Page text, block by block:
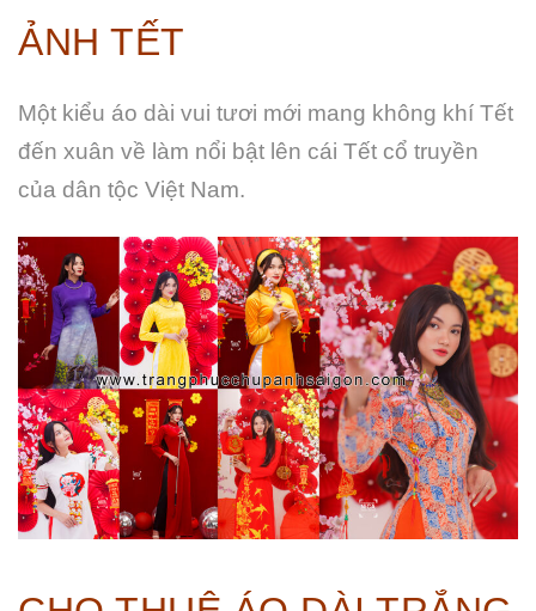
ẢNH TẾT
Một kiểu áo dài vui tươi mới mang không khí Tết
đến xuân về làm nổi bật lên cái Tết cổ truyền
của dân tộc Việt Nam.